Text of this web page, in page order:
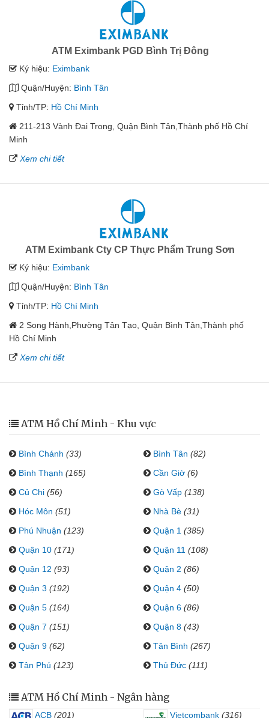
ATM Eximbank PGD Bình Trị Đông
Ký hiệu: Eximbank
Quận/Huyện: Bình Tân
Tỉnh/TP: Hồ Chí Minh
211-213 Vành Đai Trong, Quận Bình Tân,Thành phố Hồ Chí
Minh
Xem chi tiết
ATM Eximbank Cty CP Thực Phẩm Trung Sơn
Ký hiệu: Eximbank
Quận/Huyện: Bình Tân
Tỉnh/TP: Hồ Chí Minh
2 Song Hành,Phường Tân Tạo, Quận Bình Tân,Thành phố
Hồ Chí Minh
Xem chi tiết
ATM Hồ Chí Minh - Khu vực
Bình Chánh (33) Bình Tân (82)
Bình Thạnh (165) Cần Giờ (6)
Củ Chi (56) Gò Vấp (138)
Hóc Môn (51) Nhà Bè (31)
Phú Nhuận (123) Quận 1 (385)
Quận 10 (171) Quận 11 (108)
Quận 12 (93) Quận 2 (86)
Quận 3 (192) Quận 4 (50)
Quận 5 (164) Quận 6 (86)
Quận 7 (151) Quận 8 (43)
Quận 9 (62) Tân Bình (267)
Tân Phú (123) Thủ Đức (111)
ATM Hồ Chí Minh - Ngân hàng
ACB (201) Vietcombank (316)